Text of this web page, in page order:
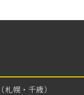
幌・千歳）